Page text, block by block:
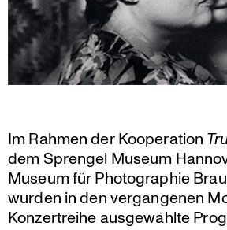
Im Rahmen der Koope­ra­tion
dem Sprengel Museum
Museum für Photo­gra­phie
wurden in den vergan­genen
Konzert­reihe ausge­wählte